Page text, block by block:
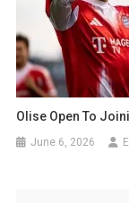
Olise Open To
June 6, 2026